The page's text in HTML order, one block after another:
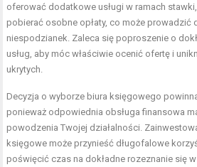
oferować dodatkowe usługi w ramach
pobierać osobne opłaty, co może prowadzić
niespodzianek. Zaleca się poproszenie o
usług, aby móc właściwie ocenić ofertę i
ukrytych.
Decyzja o wyborze biura księgowego
ponieważ odpowiednia obsługa finansowa
powodzenia Twojej działalności.
księgowe może przynieść długofalowe
poświęcić czas na dokładne rozeznanie się